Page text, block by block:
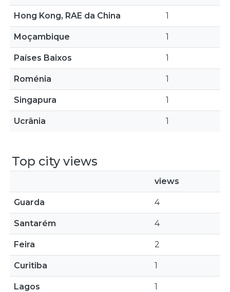
Hong Kong, RAE da China 1
Moçambique 1
Países Baixos 1
Roménia 1
Singapura 1
Ucrânia 1
Top city views
views
Guarda 4
Santarém 4
Feira 2
Curitiba 1
Lagos 1